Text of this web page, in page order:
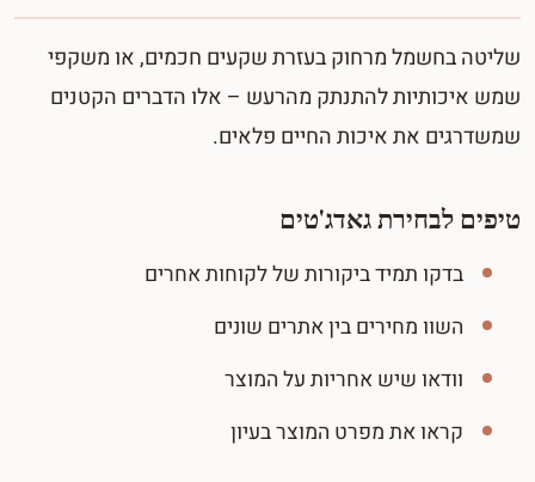
שליטה בחשמל מרחוק בעזרת שקעים חכמים, או משקפי
שמש איכותיות להתנתק מהרעש – אלו הדברים הקטנים
שמשדרגים את איכות החיים פלאים.
טיפים לבחירת גאדג'טים
בדקו תמיד ביקורות של לקוחות אחרים
השוו מחירים בין אתרים שונים
וודאו שיש אחריות על המוצר
קראו את מפרט המוצר בעיון